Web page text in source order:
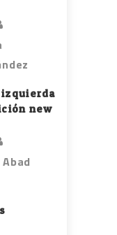
new